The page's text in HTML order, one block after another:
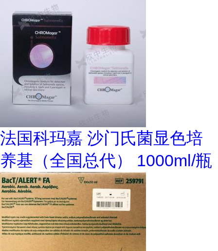
法国科玛嘉 沙门氏菌显色培
养基（全国总代） 1000ml/瓶